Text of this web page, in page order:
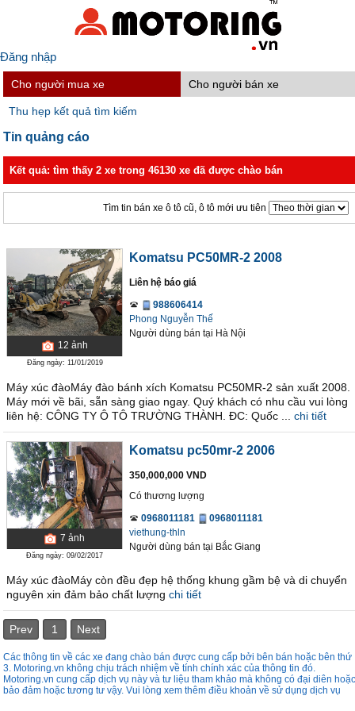
Đăng nhập
Cho người mua xe Cho người bán xe
Thu hẹp kết quả tìm kiếm
Tin quảng cáo
Kết quả: tìm thấy 2 xe trong 46130 xe đã được chào bán
Tìm tin bán xe ô tô cũ, ô tô mới ưu tiên
12 ảnh
Đăng ngày: 11/01/2019
Komatsu PC50MR-2 2008
Liên hệ báo giá
988606414
Phong Nguyễn Thế
Người dùng bán tại Hà Nội
Máy xúc đàoMáy đào bánh xích Komatsu PC50MR-2 sản xuất 2008.
Máy mới về bãi, sẵn sàng giao ngay. Quý khách có nhu cầu vui lòng
liên hệ: CÔNG TY Ô TÔ TRƯỜNG THÀNH. ĐC: Quốc ...
chi tiết
7 ảnh
Đăng ngày: 09/02/2017
Komatsu pc50mr-2 2006
350,000,000 VND
Có thương lượng
0968011181
0968011181
viethung-thln
Người dùng bán tại Bắc Giang
Máy xúc đàoMáy còn đều đẹp hệ thống khung gầm bệ và di chuyển
nguyên xin đảm bảo chất lượng chi tiết
Prev 1 Next
Các thông tin về các xe đang chào bán được cung cấp bởi bên bán hoặc bên thứ
3. Motoring.vn không chịu trách nhiệm về tính chính xác của thông tin đó.
Motoring.vn cung cấp dịch vụ này và tư liệu tham khảo mà không có đại diên hoặc
bảo đảm hoặc tương tư vậy. Vui lòng xem thêm điều khoản về sử dụng dịch vụ